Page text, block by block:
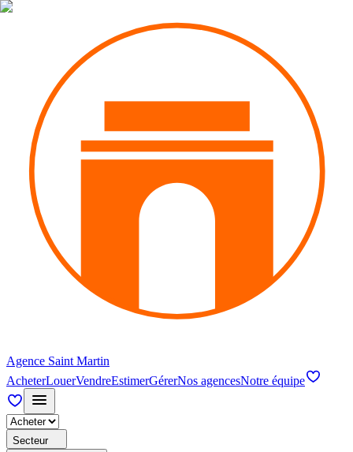
Agence Saint Martin
AcheterLouerVendreEstimerGérerNos agencesNotre équipe
Secteur